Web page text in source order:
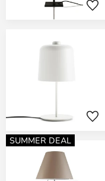
SUMMER DEAL